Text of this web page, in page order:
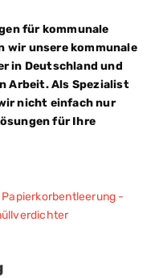
für kommunale
unsere kommunale
in Deutschland und
Arbeit. Als Spezialist
nicht einfach nur
für Ihre